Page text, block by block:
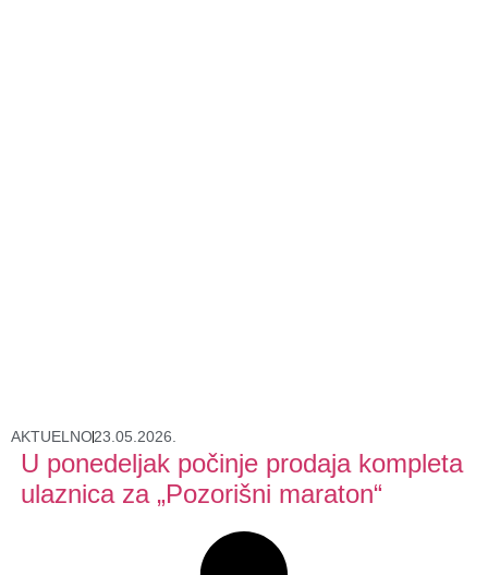
AKTUELNO23.05.2026.
U ponedeljak počinje prodaja kompleta
ulaznica za „Pozorišni maraton“